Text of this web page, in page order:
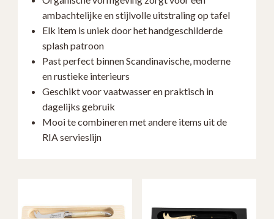
ambachtelijke en stijlvolle uitstraling op tafel
Elk item is uniek door het handgeschilderde
splash patroon
Past perfect binnen Scandinavische, moderne
en rustieke interieurs
Geschikt voor vaatwasser en praktisch in
dagelijks gebruik
Mooi te combineren met andere items uit de
RIA servieslijn